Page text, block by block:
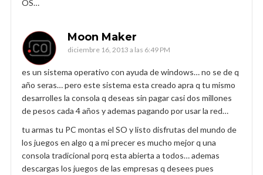
OS…
Moon Maker
diciembre 16, 2013 a las 6:49 PM
es un sistema operativo con ayuda de windows… no se de q
año seras… pero este sistema esta creado apra q tu mismo
desarrolles la consola q deseas sin pagar casi dos millones
de pesos cada 4 años y ademas pagando por usar la red…
tu armas tu PC montas el SO y listo disfrutas del mundo de
los juegos en algo q a mi precer es mucho mejor q una
consola tradicional porq esta abierta a todos… ademas
descargas los juegos de las empresas q desees pues